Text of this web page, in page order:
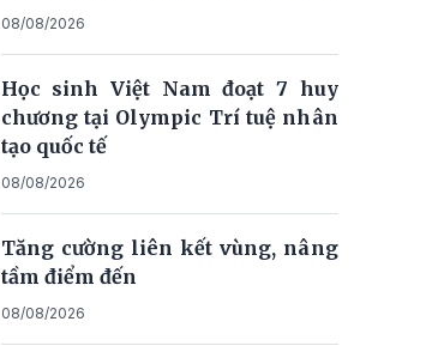
08/08/2026
Học sinh Việt Nam đoạt 7 huy
chương tại Olympic Trí tuệ nhân
tạo quốc tế
08/08/2026
Tăng cường liên kết vùng, nâng
tầm điểm đến
08/08/2026